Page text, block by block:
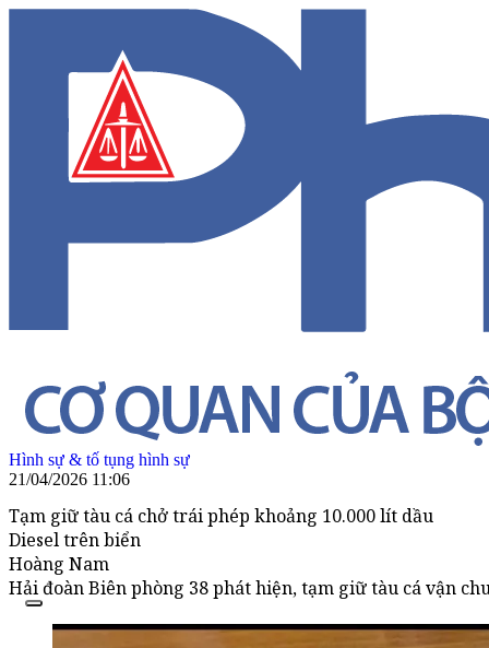
Hình sự & tố tụng hình sự
21/04/2026 11:06
Tạm giữ tàu cá chở trái phép khoảng 10.000 lít dầu
Diesel trên biển
Hoàng Nam
Hải đoàn Biên phòng 38 phát hiện, tạm giữ tàu cá vận